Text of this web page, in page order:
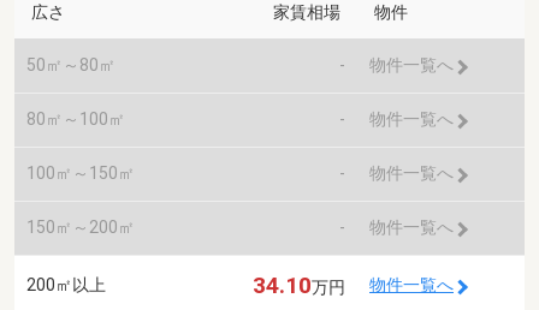
広さ 家賃相場 物件
50㎡～80㎡ - 物件一覧へ
80㎡～100㎡ - 物件一覧へ
100㎡～150㎡ - 物件一覧へ
150㎡～200㎡ - 物件一覧へ
200㎡以上 34.10万円 物件一覧へ